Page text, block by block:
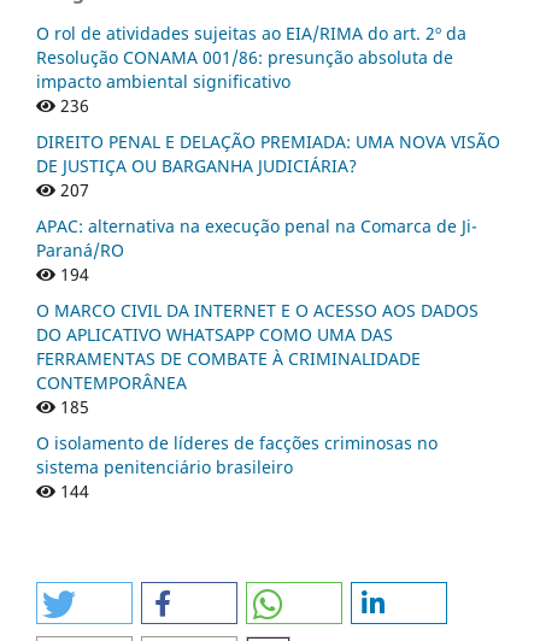
O rol de atividades sujeitas ao EIA/RIMA do art. 2º da
Resolução CONAMA 001/86: presunção absoluta de
impacto ambiental significativo
236
DIREITO PENAL E DELAÇÃO PREMIADA: UMA NOVA VISÃO
DE JUSTIÇA OU BARGANHA JUDICIÁRIA?
207
APAC: alternativa na execução penal na Comarca de Ji-
Paraná/RO
194
O MARCO CIVIL DA INTERNET E O ACESSO AOS DADOS
DO APLICATIVO WHATSAPP COMO UMA DAS
FERRAMENTAS DE COMBATE À CRIMINALIDADE
CONTEMPORÂNEA
185
O isolamento de líderes de facções criminosas no
sistema penitenciário brasileiro
144